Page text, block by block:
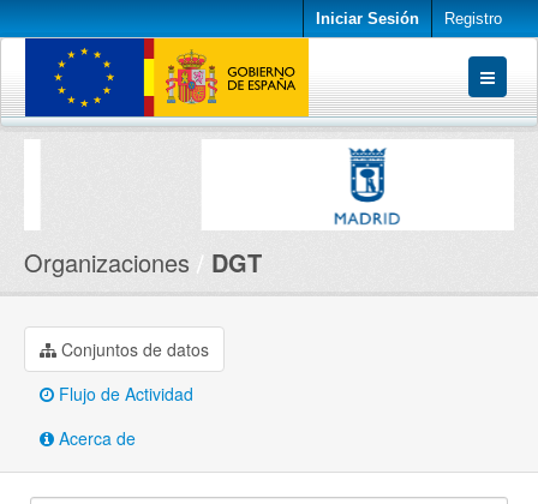
Iniciar Sesión Registro
Conjuntos de datos
Organizaciones DGT
Conjuntos de datos
Flujo de Actividad
Acerca de